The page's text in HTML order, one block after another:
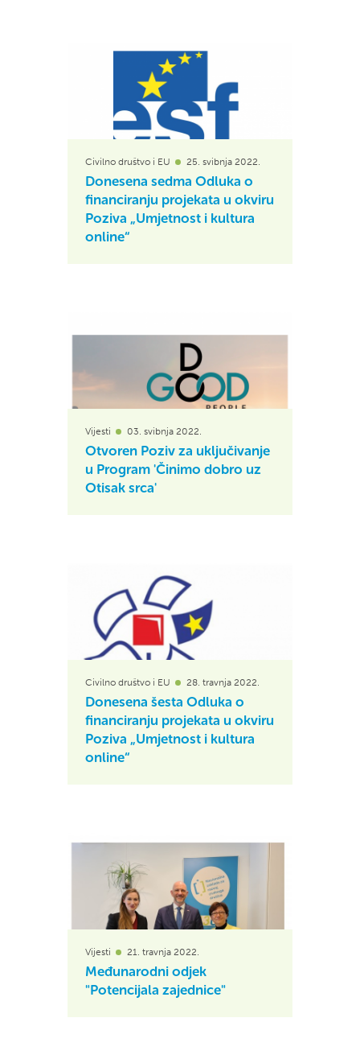
Civilno društvo i EU 25. svibnja 2022.
Donesena sedma Odluka o
financiranju projekata u okviru
Poziva „Umjetnost i kultura
online“
Vijesti 03. svibnja 2022.
Otvoren Poziv za uključivanje
u Program 'Činimo dobro uz
Otisak srca'
Civilno društvo i EU 28. travnja 2022.
Donesena šesta Odluka o
financiranju projekata u okviru
Poziva „Umjetnost i kultura
online“
Vijesti 21. travnja 2022.
Međunarodni odjek
"Potencijala zajednice"